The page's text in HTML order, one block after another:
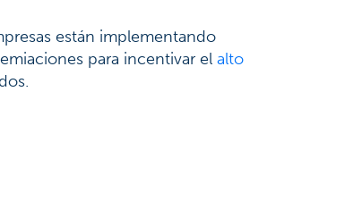
están implementando
para incentivar el alto